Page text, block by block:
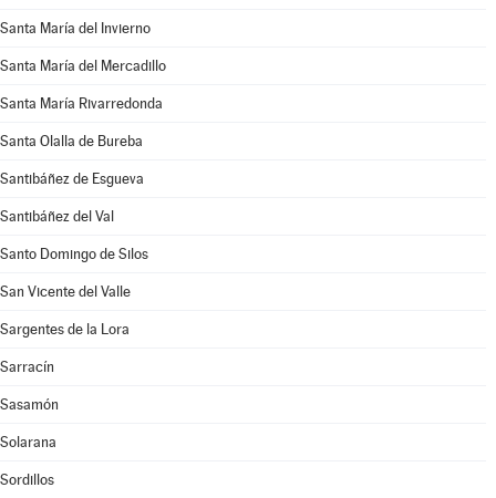
Santa María del Invierno
Santa María del Mercadillo
Santa María Rivarredonda
Santa Olalla de Bureba
Santibáñez de Esgueva
Santibáñez del Val
Santo Domingo de Silos
San Vicente del Valle
Sargentes de la Lora
Sarracín
Sasamón
Solarana
Sordillos